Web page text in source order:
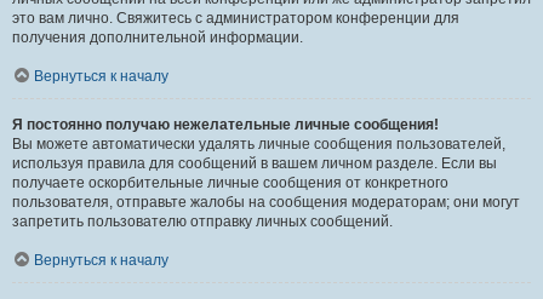
это вам лично. Свяжитесь с администратором конференции для
получения дополнительной информации.
Вернуться к началу
Я постоянно получаю нежелательные личные сообщения!
Вы можете автоматически удалять личные сообщения пользователей,
используя правила для сообщений в вашем личном разделе. Если вы
получаете оскорбительные личные сообщения от конкретного
пользователя, отправьте жалобы на сообщения модераторам; они могут
запретить пользователю отправку личных сообщений.
Вернуться к началу